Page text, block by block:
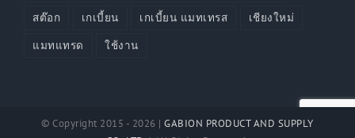
สต๊อก
เกเบี้ยน เกเบี้ยน แมทเทรส
เชียงใหม่
แมทแทรด
ใช้งาน
© Copyright 2015 - 2026 |GABION PRODUCT AND SUPPLY